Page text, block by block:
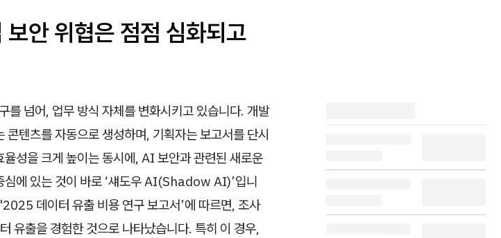
안 위협은 점점 심화되고
넘어, 업무 방식 자체를 변화시키고 있습니다. 개발
텐츠를 자동으로 생성하며, 기획자는 보고서를 단시
성을 크게 높이는 동시에, AI 보안과 관련된 새로운
심에 있는 것이 바로 ‘섀도우 AI(Shadow AI)’입니
데이터 유출 비용 연구 보고서’에 따르면, 조사
유출을 경험한 것으로 나타났습니다. 특히 이 경우,